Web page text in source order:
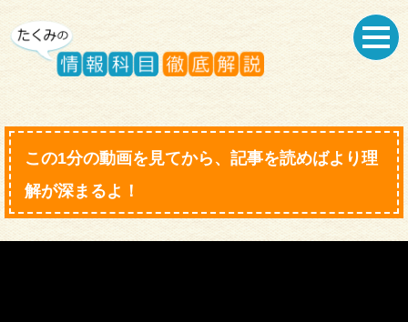
この1分の動画を見てから、記事を読めばより理
解が深まるよ！